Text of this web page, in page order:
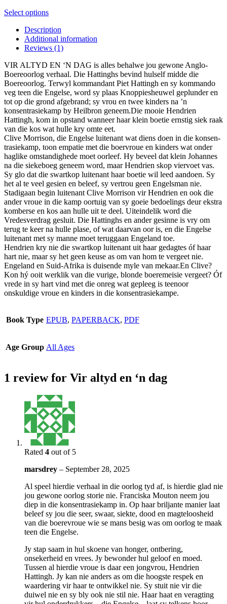
Select optionsThis
has
multiple
variants.
options
may
be
chosen
on
the
product
page
Description
Additional information
Reviews (1)
VIR ALTYD EN ‘N DAG is alles behalwe jou gewone Anglo-
Boereoorlog verhaal. Die Hattinghs bevind hulself midde die
Boereoorlog. Terwyl kommandant Piet Hattingh en sy kommando
veg teen die Engelse, word sy plaas Knoppiesheuwel geplunder en
tot op die grond afgebrand; sy vrou en twee kinders na ’n
konsentrasiekamp by Heilbron geneem.Die mooie Hendrien
Hattingh, kom in opstand wanneer haar klein boetie ernstig siek raak
van die kos wat hulle kry omte eet.
Clive Morrison, die Engelse luitenant wat diens doen in die konsen-
trasiekamp, toon empatie met die boervroue en kinders wat onder
haglike omstandighede moet oorleef. Hy beveel dat klein Johannes
na die siekeboeg geneem word, maar Hendrien skop viervoet vas.
Sy glo dat die swartkop luitenant haar boetie wil leed aandoen. Sy
het al te veel gesien en beleef, sy vertrou geen Engelsman nie.
Stadigaan begin luitenant Clive Morrison vir Hendrien en ook die
ander vroue in die kamp oortuig van sy goeie bedoelings deur ekstra
komberse en kos aan hulle uit te deel. Uiteindelik word die
Vredesverdrag gesluit. Die Hattinghs en ander gesinne is vry om
terug te keer na hulle plase, of wat daarvan oor is, en die Engelse
luitenant met sy manne moet teruggaan Engeland toe.
Hendrien kry nie die swartkop luitenant uit haar gedagtes óf haar
hart nie, maar sy het geen keuse as om van hom te vergeet nie.
Engeland en Suid-Afrika is duisende myle van mekaar.En Clive?
Kon hý ooit werklik van die vurige, blonde boeremeisie vergeet? Óf
vrede in sy hart vind met die onreg wat gepleeg is teenoor
onskuldige vroue en kinders in die konsentrasiekampe.
Book Type EPUB, PAPERBACK, PDF
Age Group All Ages
1 review for Vir altyd en ‘n dag
Rated 4 out of 5
marsdrey – September 28, 2025
Al speel hierdie verhaal in die oorlog tyd af, is hierdie glad nie
jou gewone oorlog storie nie. Franciska Mouton neem jou
diep in die konsentrasiekamp in. Op haar briljante manier laat
beleef sy jou die seer, swaar, siekte, dood en magteloosheid
van die boerevroue wie se mans besig was om oorlog te maak
teen die Engelse.
Jy stap saam in hul skoene van honger, ontbering,
onsekerheid en vrees. Jy bewonder hul geloof en moed.
Tussen al hierdie vroue is daar een jongvrou, Hendrien
Hattingh. Jy kan nie anders as om die hoogste respek en
waardering vir haar te ontwikkel nie. Sy stuit nie vir die
duiwel nie en sy bly ook nie stil nie. Haar haat en veragting